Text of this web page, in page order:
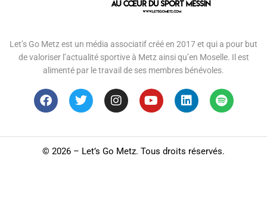
Let’s Go Metz est un média associatif créé en 2017 et qui a pour but
de valoriser l’actualité sportive à Metz ainsi qu’en Moselle. Il est
alimenté par le travail de ses membres bénévoles.
© 2026 – Let’s Go Metz. Tous droits réservés.